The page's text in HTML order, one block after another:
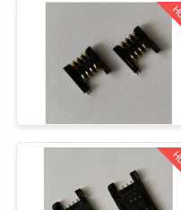
PHẨM
VỀ
Ăng ten